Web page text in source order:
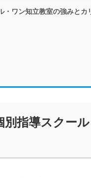
・ワン知立教室の強みとカ
指導スクー